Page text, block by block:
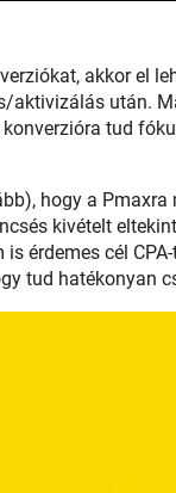
akkor el
után.
tud
hogy a
kivételt
érdemes cél
tud hatékonyan